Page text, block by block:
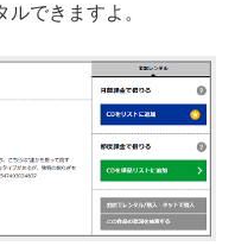
できますよ。